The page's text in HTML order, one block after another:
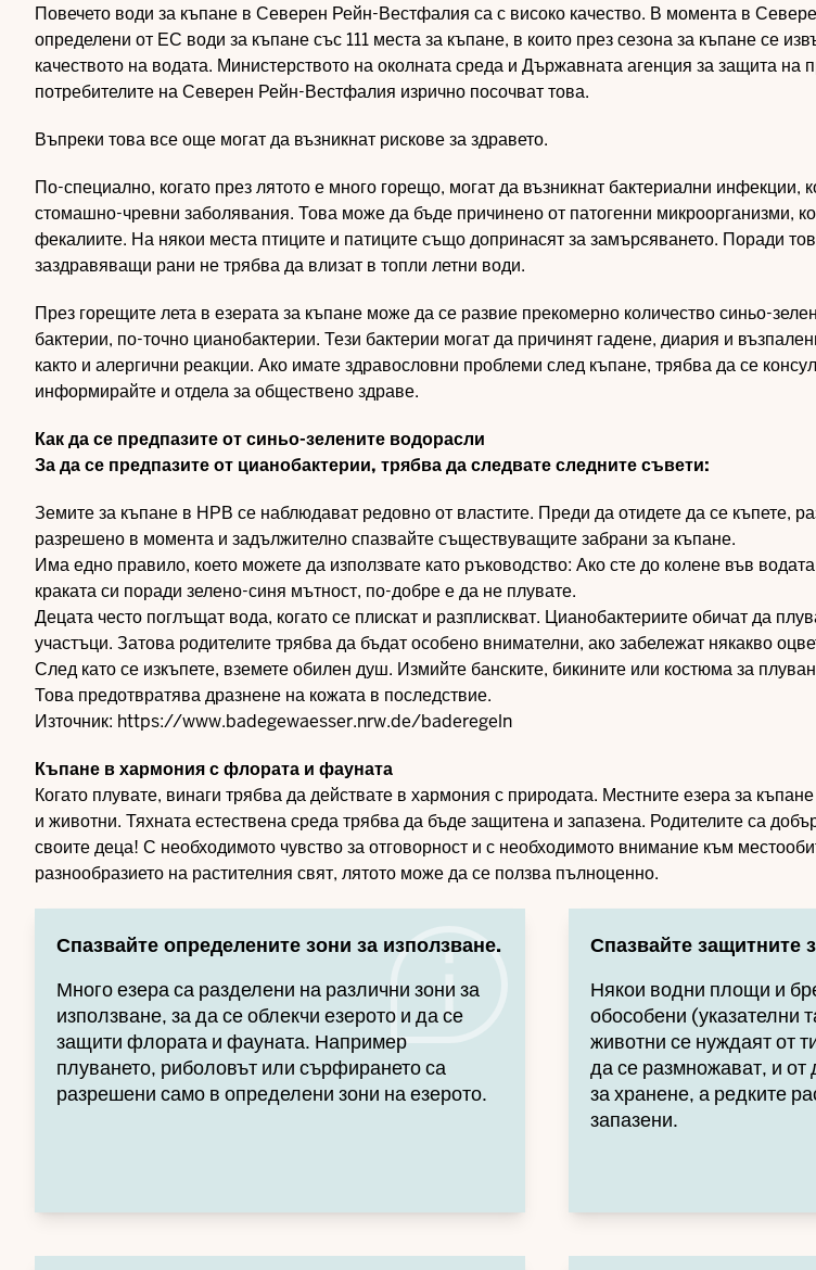
Повечето води за къпане в Северен Рейн-Вестфалия са с високо качество. В момента в
определени от ЕС води за къпане със 111 места за къпане, в които през сезона за къпане се
качеството на водата. Министерството на околната среда и Държавната агенция за защита на
потребителите на Северен Рейн-Вестфалия изрично посочват това.
Въпреки това все още могат да възникнат рискове за здравето.
По-специално, когато през лятото е много горещо, могат да възникнат бактериални инфекции,
стомашно-чревни заболявания. Това може да бъде причинено от патогенни микроорганизми,
фекалиите. На някои места птиците и патиците също допринасят за замърсяването. Поради
заздравяващи рани не трябва да влизат в топли летни води.
През горещите лета в езерата за къпане може да се развие прекомерно количество синьо-
бактерии, по-точно цианобактерии. Тези бактерии могат да причинят гадене, диария и
както и алергични реакции. Ако имате здравословни проблеми след къпане, трябва да се
информирайте и отдела за обществено здраве.
Как да се предпазите от синьо-зелените водорасли
За да се предпазите от цианобактерии, трябва да следвате следните съвети:
Земите за къпане в НРВ се наблюдават редовно от властите. Преди да отидете да се къпете,
разрешено в момента и задължително спазвайте съществуващите забрани за къпане.
Има едно правило, което можете да използвате като ръководство: Ако сте до колене във
краката си поради зелено-синя мътност, по-добре е да не плувате.
Децата често поглъщат вода, когато се плискат и разплискват. Цианобактериите обичат да
участъци. Затова родителите трябва да бъдат особено внимателни, ако забележат някакво
След като се изкъпете, вземете обилен душ. Измийте банските, бикините или костюма за
Това предотвратява дразнене на кожата в последствие.
Източник: https://www.badegewaesser.nrw.de/baderegeln
Къпане в хармония с флората и фауната
Когато плувате, винаги трябва да действате в хармония с природата. Местните езера за
и животни. Тяхната естествена среда трябва да бъде защитена и запазена. Родителите са
своите деца! С необходимото чувство за отговорност и с необходимото внимание към
разнообразието на растителния свят, лятото може да се ползва пълноценно.
Спазвайте определените зони за използване.
Много езера са разделени на различни зони за
използване, за да се облекчи езерото и да се
защити флората и фауната. Например
плуването, риболовът или сърфирането са
разрешени само в определени зони на езерото.
Спазвайте защитните
Някои водни площи и
обособени (указателни
животни се нуждаят от
да се размножават, и от
за хранене, а редките
запазени.